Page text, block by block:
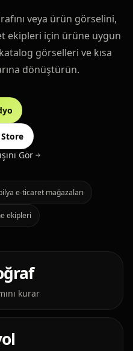
veya ürün görselini,
ekipleri için ürüne uygun
görselleri ve kısa
dönüştürün.
Aç
Gör
e-ticaret mağazaları
ekipleri
kurar